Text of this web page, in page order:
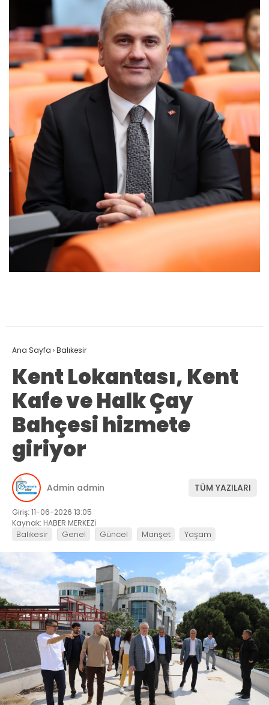
Ana Sayfa ›Balıkesir
Kent Lokantası, Kent
Kafe ve Halk Çay
Bahçesi hizmete
giriyor
Admin admin TÜM YAZILARI
Giriş: 11-06-2026 13:05
Kaynak: HABER MERKEZİ
Balıkesir Genel Güncel Manşet Yaşam